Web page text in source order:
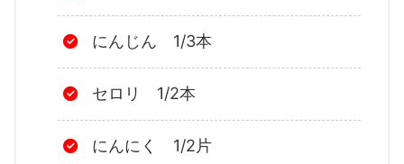
にんじん 1/3本
セロリ 1/2本
にんにく 1/2片